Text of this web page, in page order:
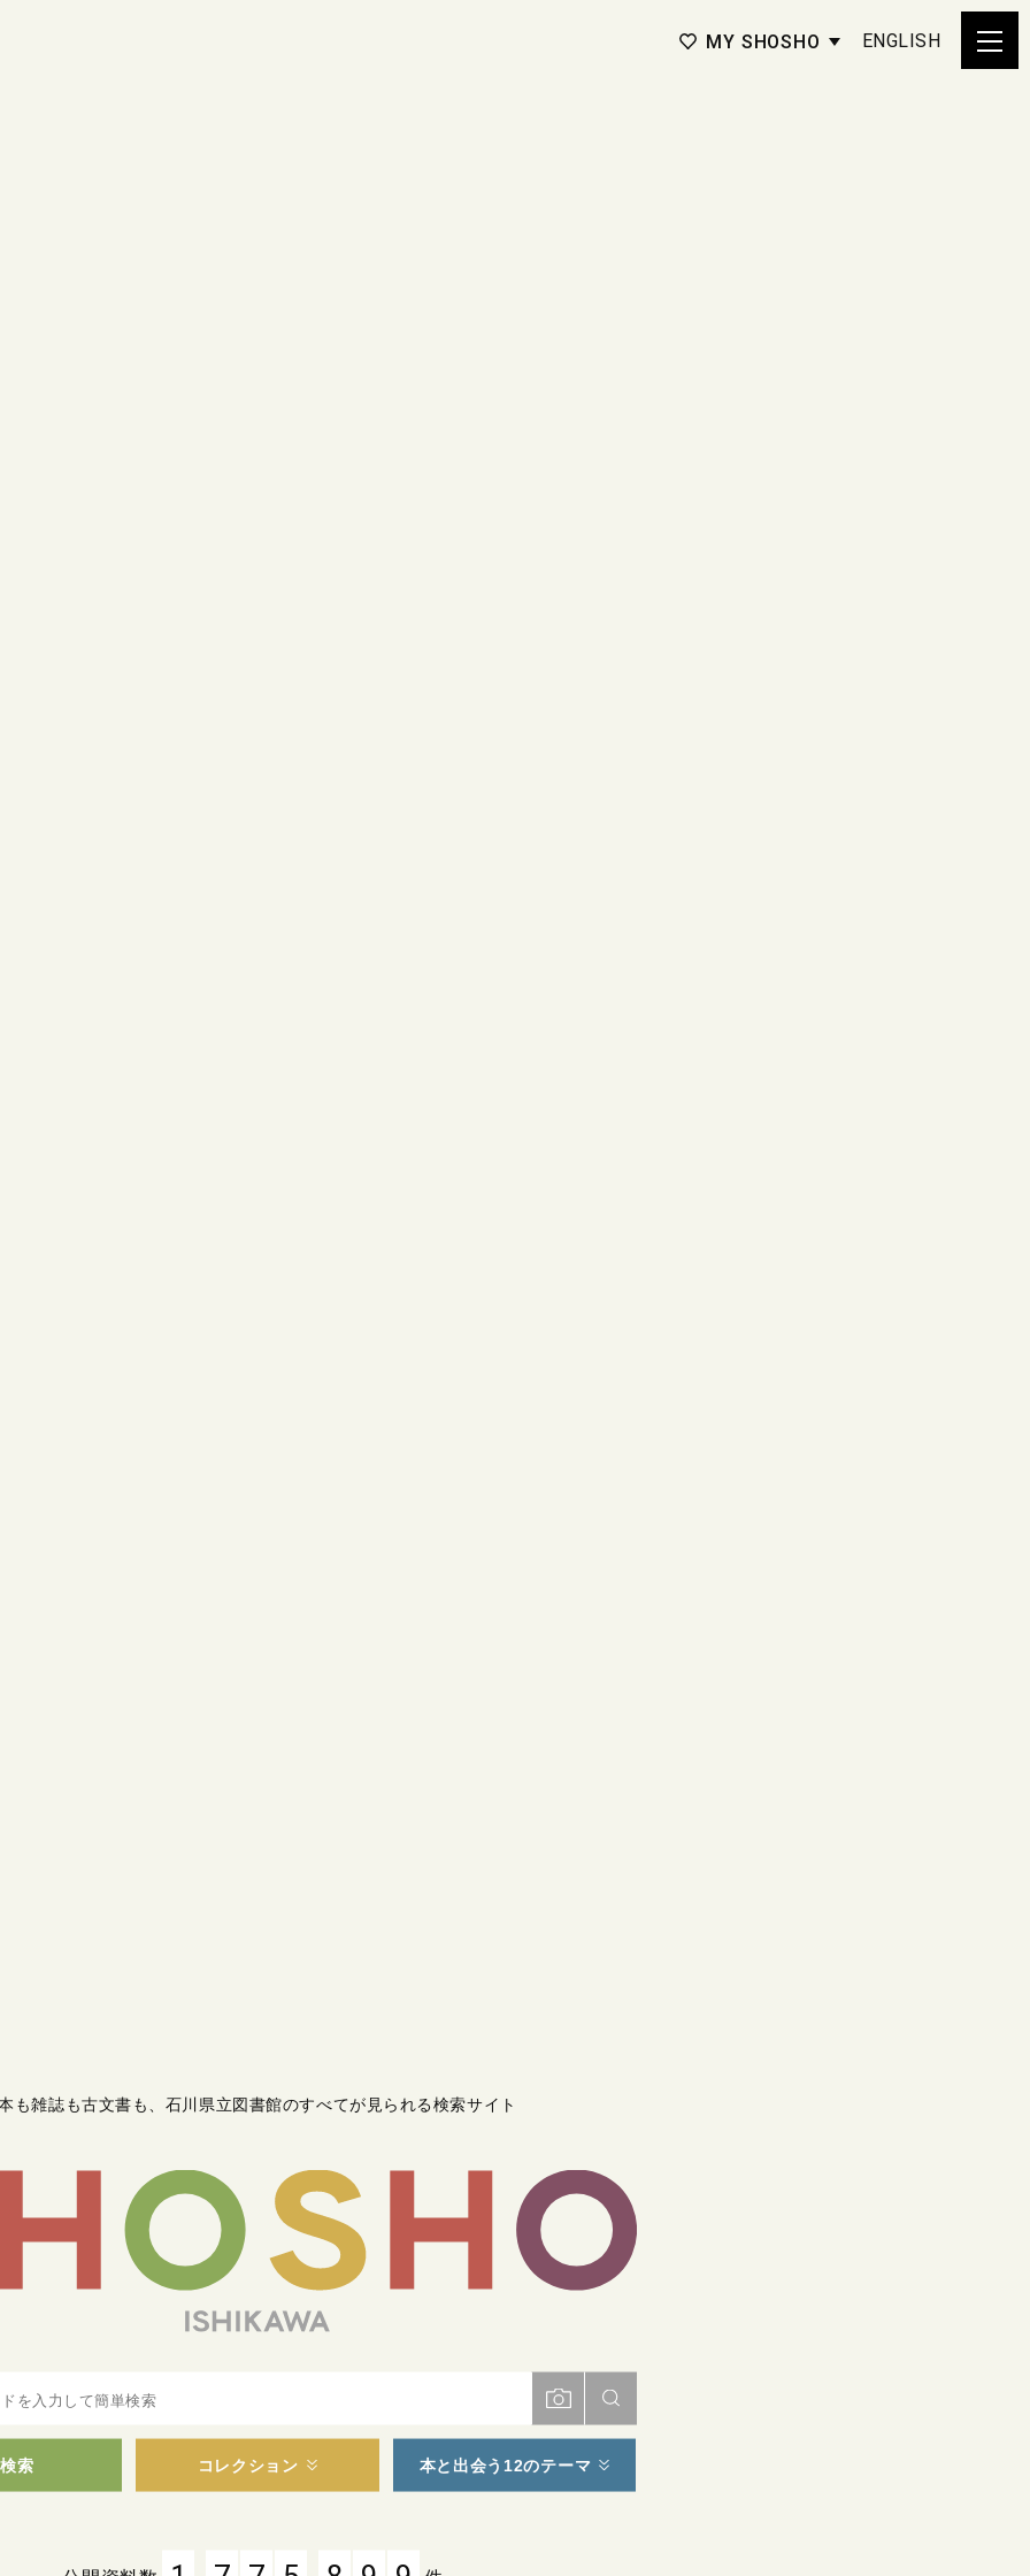
MY SHOSHO ENGLISH
も雑誌も古文書も 石川県立図書館のすべてが見られる検索サイト
索 コレクション 本と出会う12のテーマ